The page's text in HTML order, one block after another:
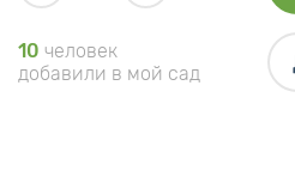
10 человек
добавили в мой сад